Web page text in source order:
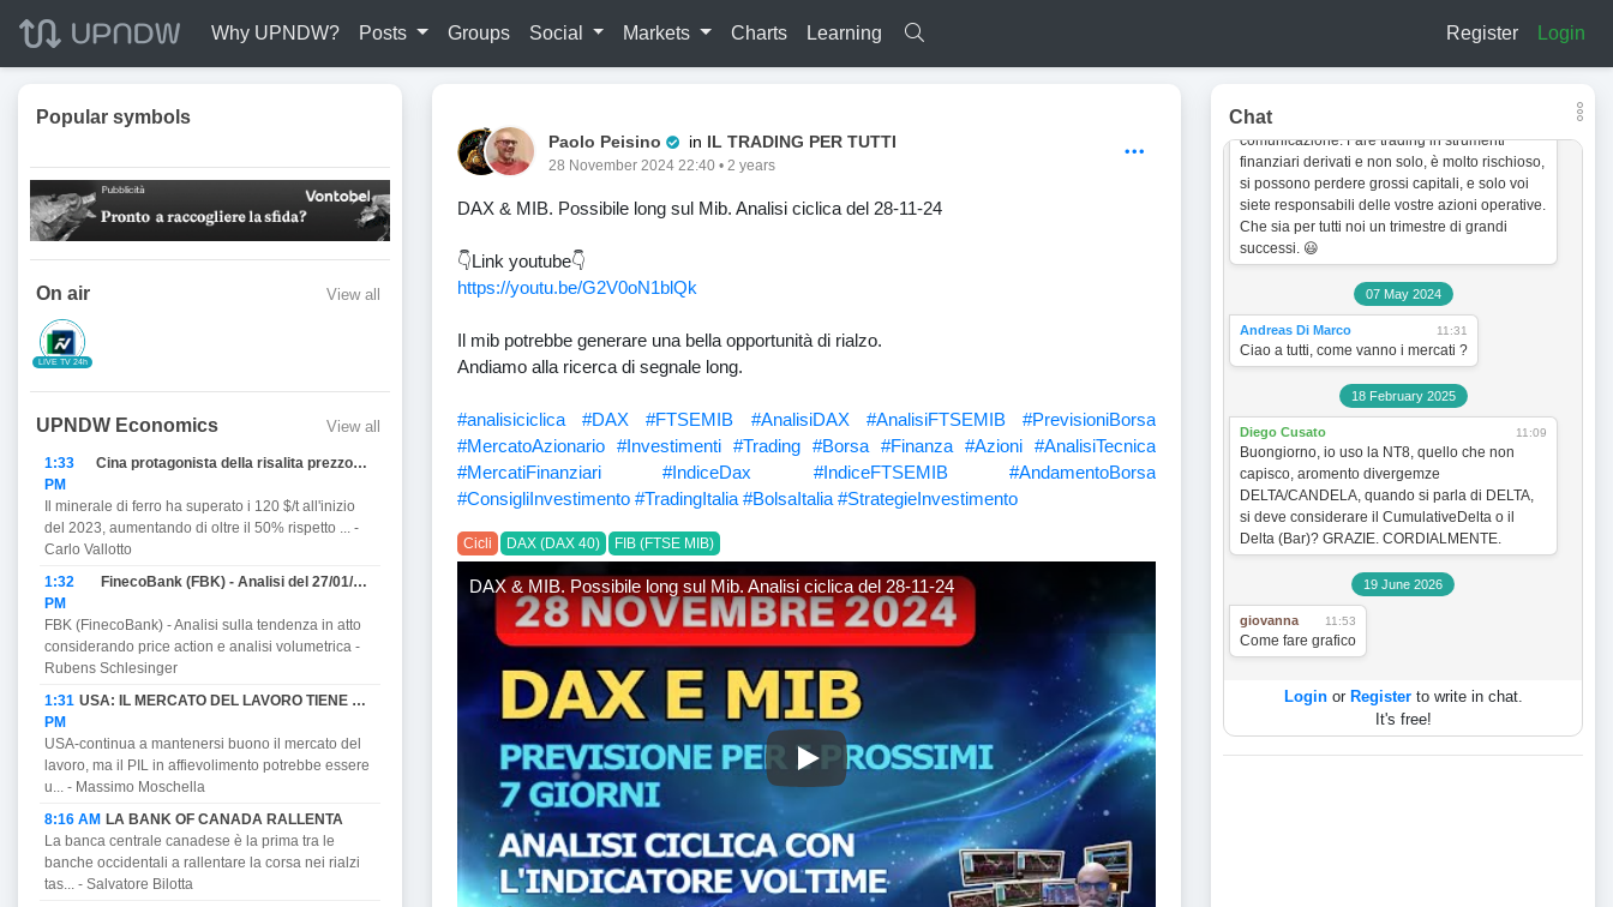
Why UPNDW? Posts Groups Social Markets Charts Learning Register Login
Paolo Peisino Pro Trader
in IL TRADING PER TUTTI
28 November 2024 22:40 • 2 years
DAX & MIB. Possibile long sul Mib. Analisi ciclica del 28-11-24
👇Link youtube👇
https://youtu.be/G2V0oN1blQk
Il mib potrebbe generare una bella opportunità di rialzo.
Andiamo alla ricerca di segnale long.
#analisiciclica #DAX #FTSEMIB #AnalisiDAX #AnalisiFTSEMIB
#PrevisioniBorsa
#MercatoAzionario #Investimenti #Trading #Borsa #Finanza #Azioni #AnalisiTecnica
#MercatiFinanziari
#IndiceDax #IndiceFTSEMIB
#AndamentoBorsa
#ConsigliInvestimento #TradingItalia #BolsaItalia #StrategieInvestimento
Cicli DAX (DAX 40) FIB (FTSE MIB)
DAX & MIB. Possibile long sul Mib. Analisi ciclica del 28-11-24
DAX & MIB. Possibile long sul Mib. Analisi ciclica del 28-11-24
Popular symbols
On air View all
LIVE TV 24h
UPNDW Economics View all
1:33
PM
Cina protagonista della risalita prezzo del Ferro
Il minerale di ferro ha superato i 120 $/t all'inizio
del 2023, aumentando di oltre il 50% rispetto ... -
Carlo Vallotto
1:32
PM
FinecoBank (FBK) - Analisi del 27/01/2023
FBK (FinecoBank) - Analisi sulla tendenza in atto
considerando price action e analisi volumetrica -
Rubens Schlesinger
1:31
PM
USA: IL MERCATO DEL LAVORO TIENE MA PROMETTE DI AFFIEVOLIRSI CON IL PIL E MINACCIA RECESSIONE.
USA-continua a mantenersi buono il mercato del
lavoro, ma il PIL in affievolimento potrebbe essere
u... - Massimo Moschella
8:16 AM LA BANK OF CANADA RALLENTA
La banca centrale canadese è la prima tra le
banche occidentali a rallentare la corsa nei rialzi
tas... - Salvatore Bilotta
Chat
In quanto tale non vogliono incentivare in
cambiamento senza obbligo di preventiva
comunicazione. Fare trading in strumenti
finanziari derivati e non solo, è molto rischioso,
si possono perdere grossi capitali, e solo voi
siete responsabili delle vostre azioni operative.
Che sia per tutti noi un trimestre di grandi
successi. 😃
07 May 2024
Andreas Di Marco 11:31
Ciao a tutti, come vanno i mercati ?
18 February 2025
Diego Cusato 11:09
Buongiorno, io uso la NT8, quello che non
capisco, aromento divergemze
DELTA/CANDELA, quando si parla di DELTA,
si deve considerare il CumulativeDelta o il
Delta (Bar)? GRAZIE. CORDIALMENTE.
19 June 2026
giovanna 11:53
Come fare grafico
Loginor Registerto write in chat.
It's free!